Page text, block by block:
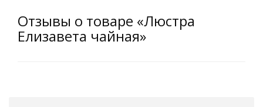
Отзывы о товаре «Люстра
Елизавета чайная»